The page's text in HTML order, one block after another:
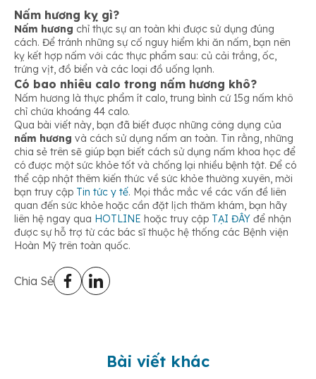
Nấm hương kỵ gì?
Nấm hương chỉ thực sự an toàn khi được sử dụng đúng
cách. Để tránh những sự cố nguy hiểm khi ăn nấm, bạn nên
kỵ kết hợp nấm với các thực phẩm sau: củ cải trắng, ốc,
trứng vịt, đồ biển và các loại đồ uống lạnh.
Có bao nhiêu calo trong nấm hương khô?
Nấm hương là thực phẩm ít calo, trung bình cứ 15g nấm khô
chỉ chứa khoáng 44 calo.
Qua bài viết này, bạn đã biết được những công dụng của
nấm hương và cách sử dụng nấm an toàn. Tin rằng, những
chia sẻ trên sẽ giúp bạn biết cách sử dụng nấm khoa học để
có được một sức khỏe tốt và chống lại nhiều bệnh tật. Để có
thể cập nhật thêm kiến thức về sức khỏe thường xuyên, mời
bạn truy cập Tin tức y tế. Mọi thắc mắc về các vấn đề liên
quan đến sức khỏe hoặc cần đặt lịch thăm khám, bạn hãy
liên hệ ngay qua HOTLINE hoặc truy cập TẠI ĐÂY để nhận
được sự hỗ trợ từ các bác sĩ thuộc hệ thống các Bệnh viện
Hoàn Mỹ trên toàn quốc.
Chia Sẻ
Bài viết khác